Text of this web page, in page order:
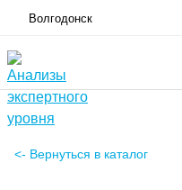
Волгодонск
<- Вернуться в каталог